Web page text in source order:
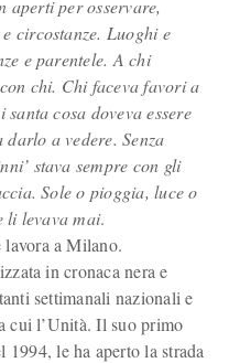
aperti per osservare,
circostanze. Luoghi e
e parentele. A chi
chi. Chi faceva favori a
cosa doveva essere
a vedere. Senza
stava sempre con gli
Sole o pioggia, luce o
li levava mai.
lavora a Milano.
in cronaca nera e
settimanali nazionali e
cui l’Unità. Il suo primo
1994, le ha aperto la strada